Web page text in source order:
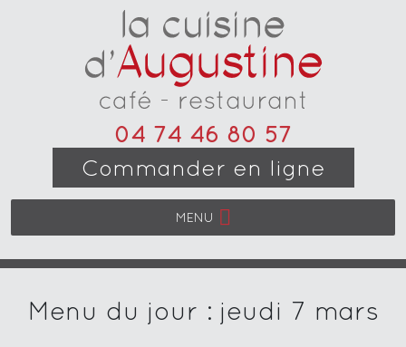
04 74 46 80 57
Commander en ligne
MENU
Menu du jour : jeudi 7 mars